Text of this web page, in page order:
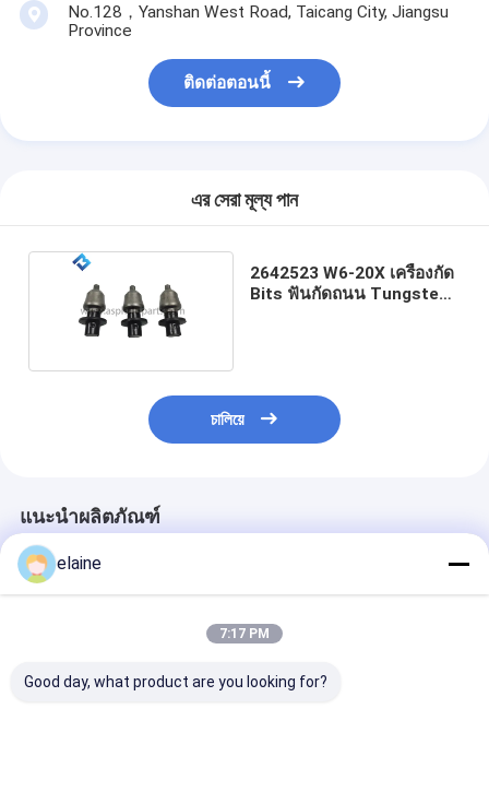
No.128，Yanshan West Road, Taicang City, Jiangsu
Province
ติดต่อตอนนี้
এর সেরা মূল্য পান
2642523 W6-20X เครื่องกัด
Bits ฟันกัดถนน Tungsten
চালিয়ে
แนะนำผลิตภัณฑ์
elaine
7:17 PM
Good day, what product are you looking for?